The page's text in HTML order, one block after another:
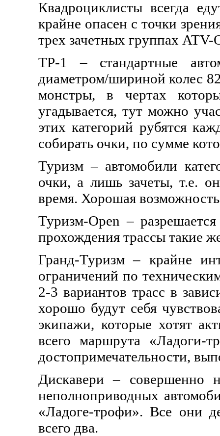
Квадроциклисты всегда
крайне опасен с точки
трех зачетных группах
ТР-1 – стандартные
диаметром/шириной колес
монстры, в чертах
угадывается, тут можно
этих категорий рубятся
собирать очки, по сумме
Туризм – автомобили
очки, а лишь зачеты, т.е.
время. Хорошая
Туризм-Open –
прохождения трассы такие
Гранд-Туризм – крайне
ограничений по
2-3 вариантов трасс в
хорошо будут себя
экипажи, которые хотят
всего маршрута «Ладоги-
достопримечательности,
Дискавери – совершенно
неполноприводных
«Ладоге-трофи». Все они
всего два.